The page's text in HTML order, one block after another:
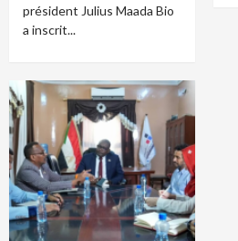
président Julius Maada Bio
a inscrit...